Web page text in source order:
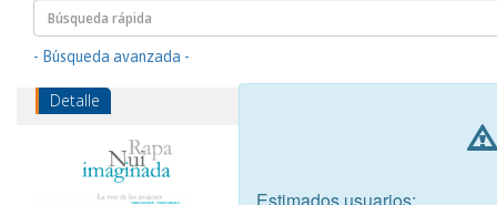
- Búsqueda avanzada -
Detalle
Estimados usuarios: